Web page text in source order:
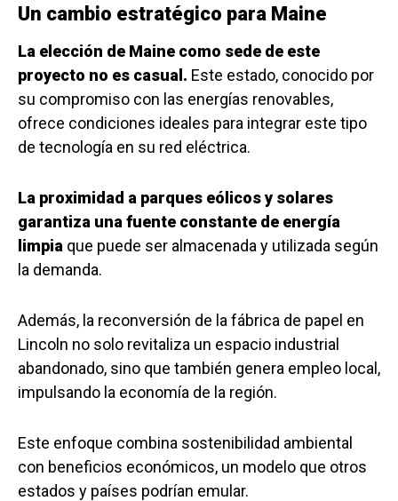
Un cambio estratégico para Maine
La elección de Maine como sede de este
proyecto no es casual. Este estado, conocido por
su compromiso con las energías renovables,
ofrece condiciones ideales para integrar este tipo
de tecnología en su red eléctrica.
La proximidad a parques eólicos y solares
garantiza una fuente constante de energía
limpia que puede ser almacenada y utilizada según
la demanda.
Además, la reconversión de la fábrica de papel en
Lincoln no solo revitaliza un espacio industrial
abandonado, sino que también genera empleo local,
impulsando la economía de la región.
Este enfoque combina sostenibilidad ambiental
con beneficios económicos, un modelo que otros
estados y países podrían emular.